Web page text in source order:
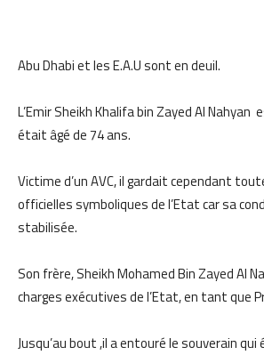
Abu Dhabi et les E.A.U sont en deuil.
L’Emir Sheikh Khalifa bin Zayed Al Nahyan
était âgé de 74 ans.
Victime d’un AVC, il gardait cependant
officielles symboliques de l’Etat car sa
stabilisée.
Son frère, Sheikh Mohamed Bin Zayed Al
charges exécutives de l’Etat, en tant que
Jusqu’au bout ,il a entouré le souverain